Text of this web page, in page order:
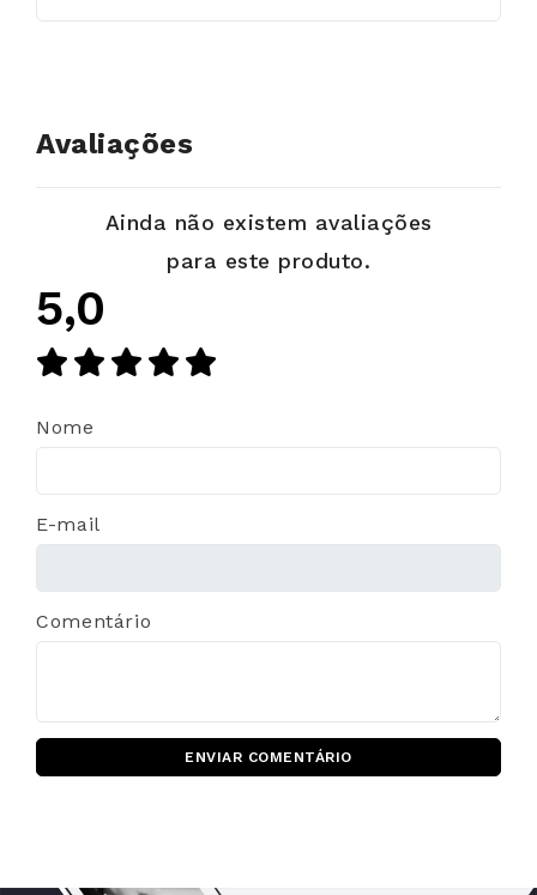
Avaliações
Ainda não existem avaliações
para este produto.
5,0
Nome
E-mail
Comentário
ENVIAR COMENTÁRIO